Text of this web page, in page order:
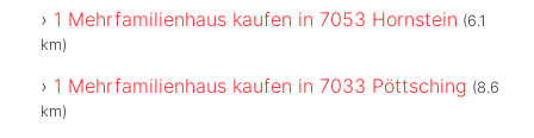
1 Mehrfamilienhaus kaufen in 7053 Hornstein (6.1
km)
1 Mehrfamilienhaus kaufen in 7033 Pöttsching (8.6
km)